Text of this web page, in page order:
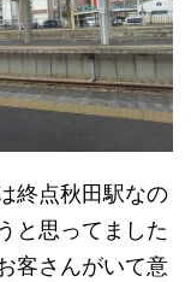
終点秋田駅なの
と思ってました
客さんがいて意